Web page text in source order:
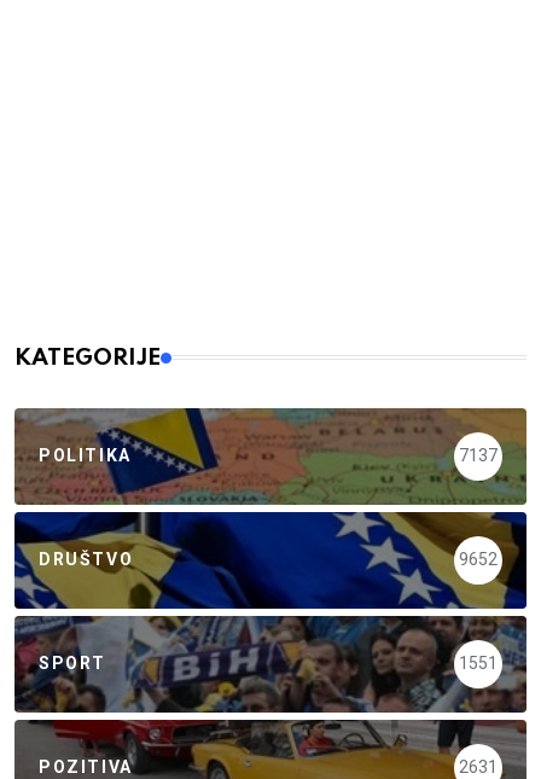
KATEGORIJE
POLITIKA 7137
DRUŠTVO 9652
SPORT 1551
POZITIVA 2631